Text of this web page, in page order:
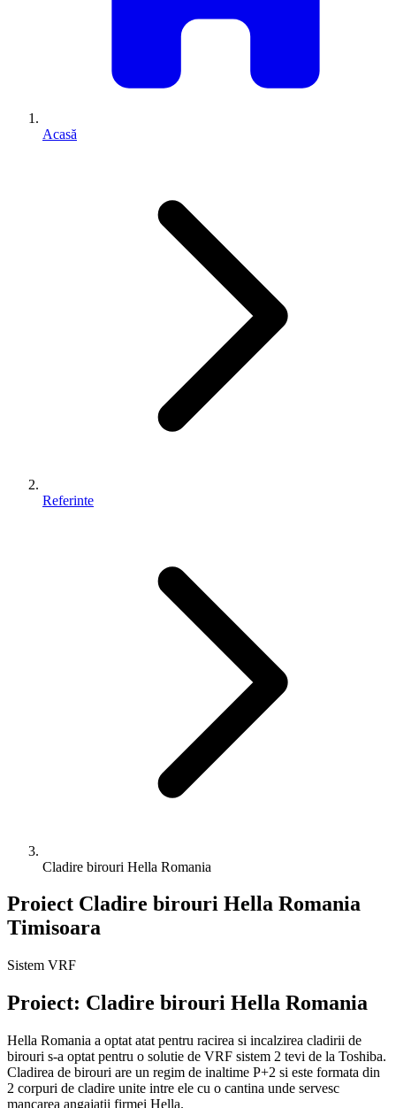
Acasă
Referinte
Cladire birouri Hella Romania
Proiect Cladire birouri Hella Romania
Timisoara
Sistem VRF
Proiect: Cladire birouri Hella Romania
Hella Romania a optat atat pentru racirea si incalzirea cladirii de
birouri s-a optat pentru o solutie de VRF sistem 2 tevi de la Toshiba.
Cladirea de birouri are un regim de inaltime P+2 si este formata din
2 corpuri de cladire unite intre ele cu o cantina unde servesc
mancarea angajatii firmei Hella.